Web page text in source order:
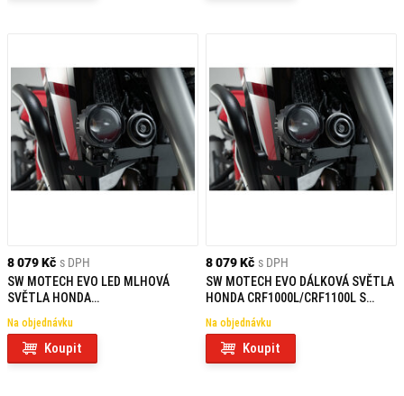
8 079 Kč s DPH
SW MOTECH EVO LED MLHOVÁ
SVĚTLA HONDA
RÁMEM
Na objednávku
Koupit
8 079 Kč s DPH
SW MOTECH EVO DÁLKOVÁ SVĚTLA
HONDA CRF1000L/CRF1100L S
Na objednávku
Koupit